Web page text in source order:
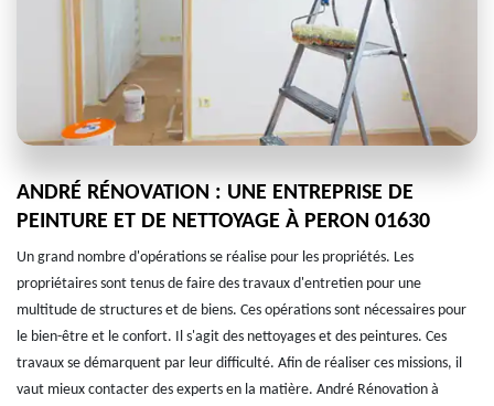
ANDRÉ RÉNOVATION : UNE ENTREPRISE DE
PEINTURE ET DE NETTOYAGE À PERON 01630
Un grand nombre d'opérations se réalise pour les propriétés. Les
propriétaires sont tenus de faire des travaux d'entretien pour une
multitude de structures et de biens. Ces opérations sont nécessaires pour
le bien-être et le confort. Il s'agit des nettoyages et des peintures. Ces
travaux se démarquent par leur difficulté. Afin de réaliser ces missions, il
vaut mieux contacter des experts en la matière. André Rénovation à